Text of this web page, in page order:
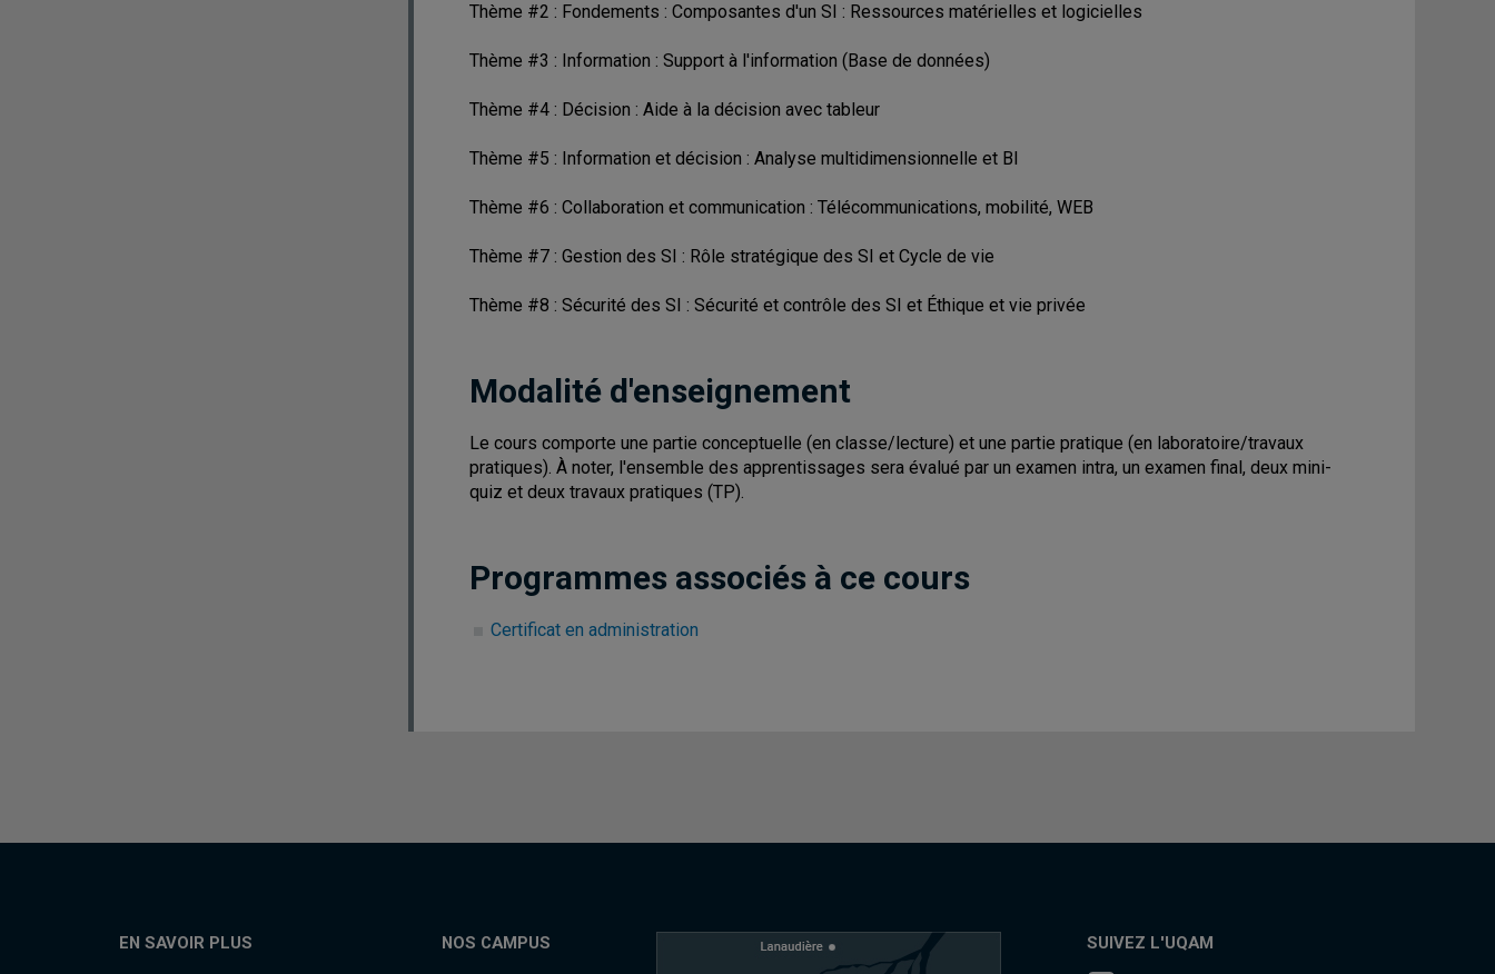
Thème #2 : Fondements : Composantes d'un SI : Ressources matérielles et logicielles
Thème #3 : Information : Support à l'information (Base de données)
Thème #4 : Décision : Aide à la décision avec tableur
Thème #5 : Information et décision : Analyse multidimensionnelle et BI
Thème #6 : Collaboration et communication : Télécommunications, mobilité, WEB
Thème #7 : Gestion des SI : Rôle stratégique des SI et Cycle de vie
Thème #8 : Sécurité des SI : Sécurité et contrôle des SI et Éthique et vie privée
Modalité d'enseignement
Le cours comporte une partie conceptuelle (en classe/lecture) et une partie pratique (en laboratoire/travaux
pratiques). À noter, l'ensemble des apprentissages sera évalué par un examen intra, un examen final, deux mini-
quiz et deux travaux pratiques (TP).
Programmes associés à ce cours
Certificat en administration
EN SAVOIR PLUS NOS CAMPUS SUIVEZ L'UQAM